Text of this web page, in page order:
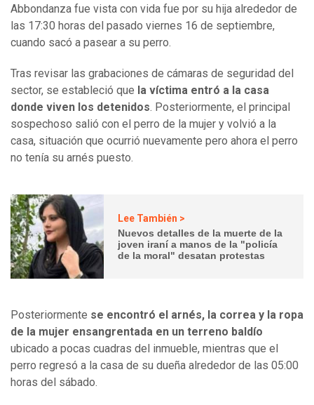
Abbondanza fue vista con vida fue por su hija alrededor de
las 17:30 horas del pasado viernes 16 de septiembre,
cuando sacó a pasear a su perro.
Tras revisar las grabaciones de cámaras de seguridad del
sector, se estableció que la víctima entró a la casa
donde viven los detenidos. Posteriormente, el principal
sospechoso salió con el perro de la mujer y volvió a la
casa, situación que ocurrió nuevamente pero ahora el perro
no tenía su arnés puesto.
Lee También >
Nuevos detalles de la muerte de la
joven iraní a manos de la "policía
de la moral" desatan protestas
Posteriormente se encontró el arnés, la correa y la ropa
de la mujer ensangrentada en un terreno baldío
ubicado a pocas cuadras del inmueble, mientras que el
perro regresó a la casa de su dueña alrededor de las 05:00
horas del sábado.